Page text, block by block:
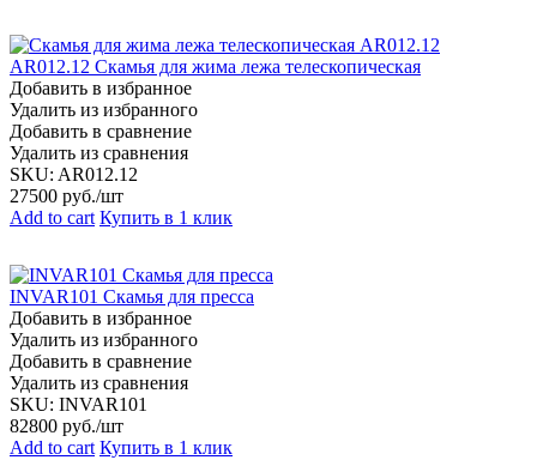
AR012.12 Скамья для жима лежа телескопическая
Добавить в избранное
Удалить из избранного
Добавить в сравнение
Удалить из сравнения
SKU: AR012.12
27500 руб./шт
Add to cart Купить в 1 клик
INVAR101 Скамья для пресса
Добавить в избранное
Удалить из избранного
Добавить в сравнение
Удалить из сравнения
SKU: INVAR101
82800 руб./шт
Add to cart Купить в 1 клик